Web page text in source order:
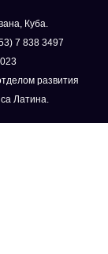
Куба.
7 838 3497
развития
Латина.